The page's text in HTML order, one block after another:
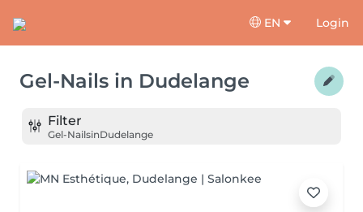
EN Login
Gel-Nails in Dudelange
Filter
Gel-NailsinDudelange